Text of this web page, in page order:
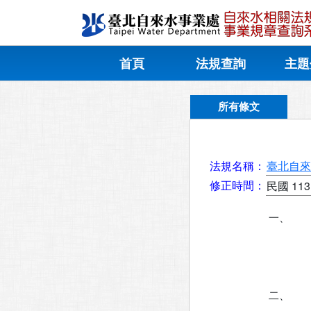
首頁 法規查詢 主
所有條文
法規名稱： 臺北自
修正時間： 民國
一、
二、